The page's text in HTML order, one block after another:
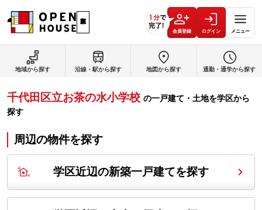
会員登録 ログイン メニュー
地域から探す 沿線・駅から探す 地図から探す 通勤・通学から探す
千代田区立お茶の水小学校 の一戸建て・土地を学区から
探す
周辺の物件を探す
学区近辺の新築一戸建てを探す